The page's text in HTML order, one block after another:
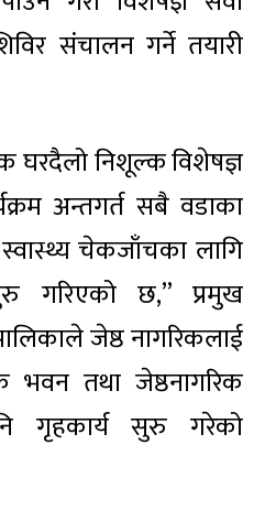
संचालन गर्ने तयारी
घरदैलो निशूल्क विशेषज्ञ
अन्तगर्त सबै वडाका
चेकजाँचका लागि
गरिएको छ,” प्रमुख
जेष्ठ नागरिकलाई
भवन तथा जेष्ठनागरिक
गृहकार्य सुरु गरेको